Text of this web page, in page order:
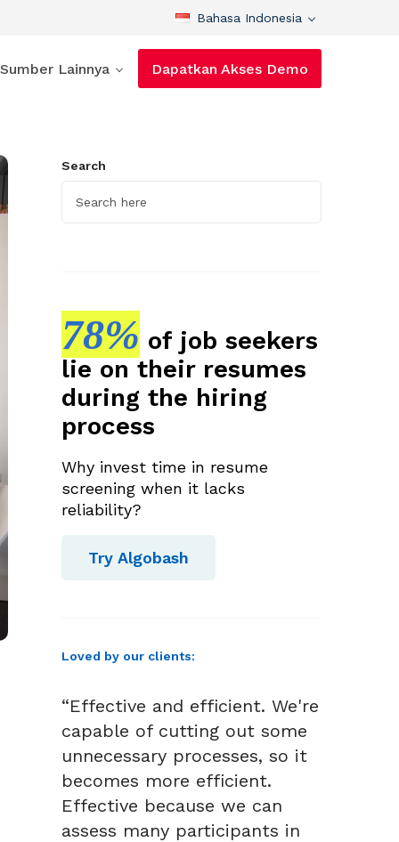
Bahasa Indonesia
Sumber Lainnya Dapatkan Akses Demo
Search
78% of job seekers
lie on their resumes
during the hiring
process
Why invest time in resume
screening when it lacks
reliability?
Try Algobash
Loved by our clients:
“Effective and efficient. We're
capable of cutting out some
unnecessary processes, so it
becomes more efficient.
Effective because we can
assess many participants in